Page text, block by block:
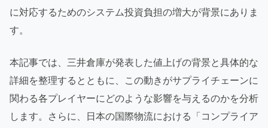
に対応するためのシステム投資負担の増大が背景にありま
す。
本記事では、三井倉庫が発表した値上げの背景と具体的な
詳細を整理するとともに、この動きがサプライチェーンに
関わる各プレイヤーにどのような影響を与えるのかを分析
します。さらに、日本の国際物流における「コンプライア